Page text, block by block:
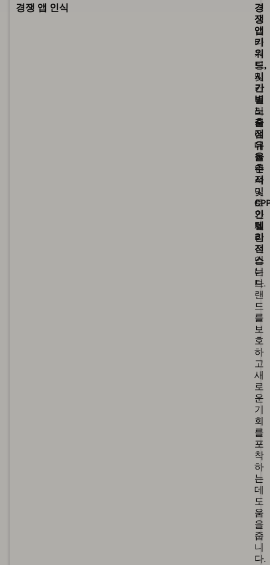
경쟁 앱 인식 제
경
쟁
앱
타
기
팅
및
커
버
리
지
에
대
한
인
사
이
트
가
제
한
적
입
니
다.
제
경
쟁
앱
키
워
드,
시
간
별
노
출
점
유
율
추
적
및
인
텔
리
전
스
는
브
랜
드
를
보
호
하
고
새
로
운
기
회
를
포
착
하
는
데
도
움
을
줍
니
다.